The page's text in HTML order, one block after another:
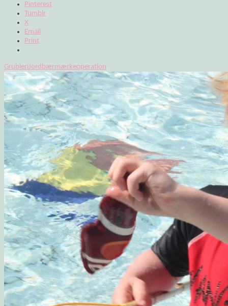
Pinterest
Tumblr
X
Email
Print
GrubleriJordbærmærkeoperation